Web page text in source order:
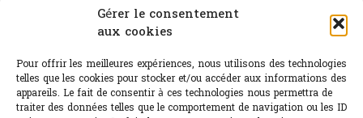
Gérer le consentement
aux cookies
Pour offrir les meilleures expériences, nous utilisons des technologies
telles que les cookies pour stocker et/ou accéder aux informations des
appareils. Le fait de consentir à ces technologies nous permettra de
traiter des données telles que le comportement de navigation ou les ID
Canicule : A quand le CHR à « l’heure espagnole » ?
Sélection de rosés 2026